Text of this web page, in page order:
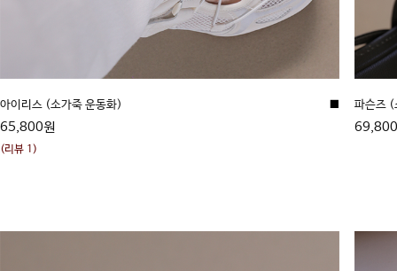
아이리스 (소가죽 운동화)
65,800원
■
(리뷰 1)
파슨즈